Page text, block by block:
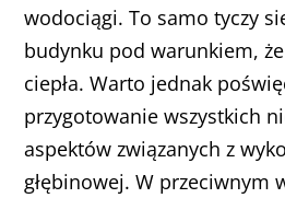
wodociągi. To samo tyczy
budynku pod warunkiem,
ciepła. Warto jednak
przygotowanie wszystkich
aspektów związanych z
głębinowej. W przeciwnym